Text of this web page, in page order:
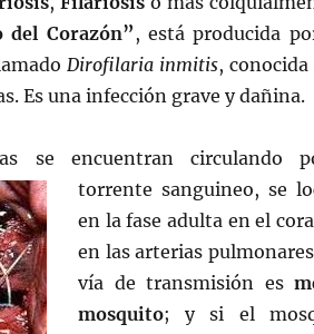
del Corazón” , está producida
Dirofilaria inmitis, conocida
Es una infección grave y dañina.
se encuentran circulando
torrente sanguineo, se
en la fase adulta en el
en las arterias
vía de transmisión es
mosquito; y si el